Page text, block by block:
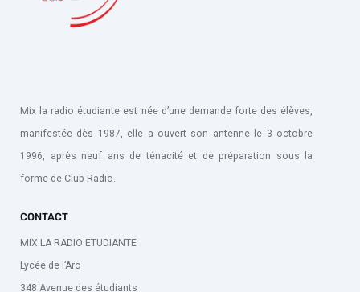
Mix la radio étudiante est née d’une demande forte des élèves,
manifestée dès 1987, elle a ouvert son antenne le 3 octobre
1996, après neuf ans de ténacité et de préparation sous la
forme de Club Radio.
CONTACT
MIX LA RADIO ETUDIANTE
Lycée de l’Arc
348 Avenue des étudiants